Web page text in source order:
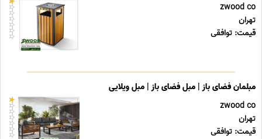
zwood co
تهران
قیمت: توافقی
مبلمان فضای باز | مبل فضای باز | مبل ویلایی
zwood co
تهران
قیمت: توافقی